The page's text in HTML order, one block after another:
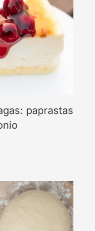
paprastas